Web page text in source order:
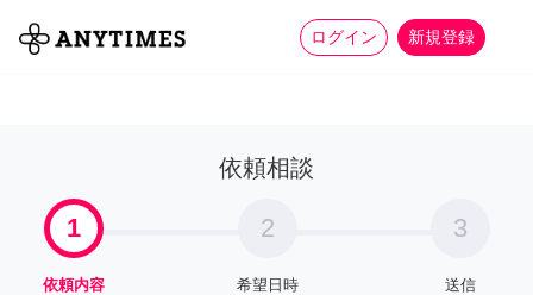
ログイン 新規登録
全て 家事 more_horiz
依頼相談
1
依頼内容
2
希望日時
3
送信